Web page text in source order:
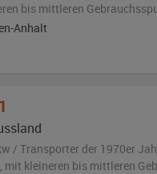
bis mittleren
Anhalt
/ Transporter der 1970er
, mit kleineren bis mittleren